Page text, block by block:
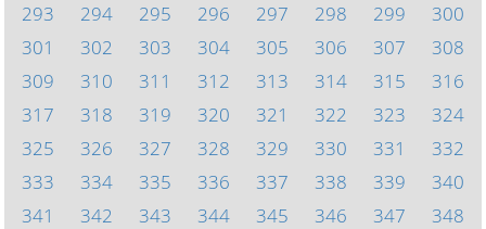
293
294 295 296 297 298 299
300
301
302 303 304 305 306 307
308
309
310 311 312 313 314 315
316
317
318 319 320 321 322 323
324
325
326 327 328 329 330 331
332
333
334 335 336 337 338 339
340
341
342 343 344 345 346 347
348